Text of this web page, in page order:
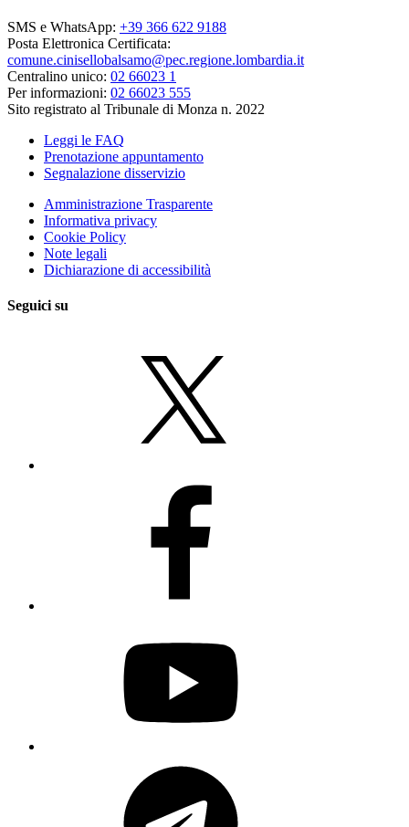
SMS e WhatsApp: +39 366 622 9188
Posta Elettronica Certificata:
comune.cinisellobalsamo@pec.regione.lombardia.it
Centralino unico: 02 66023 1
Per informazioni: 02 66023 555
Sito registrato al Tribunale di Monza n. 2022
Leggi le FAQ
Prenotazione appuntamento
Segnalazione disservizio
Amministrazione Trasparente
Informativa privacy
Cookie Policy
Note legali
Dichiarazione di accessibilità
Seguici su